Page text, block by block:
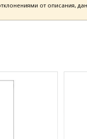
от описания,